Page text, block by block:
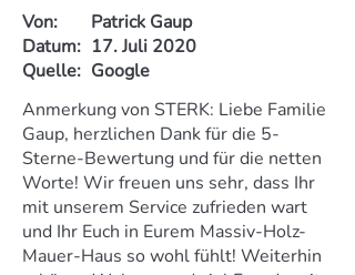
Von:
Patrick Gaup
Datum: 17. Juli 2020
Quelle: Google
Anmerkung von STERK: Liebe Familie
Gaup, herzlichen Dank für die 5-
Sterne-Bewertung und für die netten
Worte! Wir freuen uns sehr, dass Ihr
mit unserem Service zufrieden wart
und Ihr Euch in Eurem Massiv-Holz-
Mauer-Haus so wohl fühlt! Weiterhin